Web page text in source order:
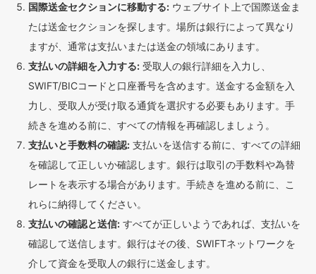
国際送金セクションに移動する: ウェブサイト上で国際送金ま
たは送金セクションを探します。場所は銀行によって異なり
ますが、通常は支払いまたは送金の領域にあります。
支払いの詳細を入力する: 受取人の銀行詳細を入力し、
SWIFT/BICコードと口座番号を含めます。送金する金額を入
力し、受取人が受け取る通貨を選択する必要もあります。手
続きを進める前に、すべての情報を再確認しましょう。
支払いと手数料の確認: 支払いを送信する前に、すべての詳細
を確認して正しいか確認します。銀行は取引の手数料や為替
レートを表示する場合があります。手続きを進める前に、こ
れらに納得してください。
支払いの確認と送信: すべてが正しいようであれば、支払いを
確認して送信します。銀行はその後、SWIFTネットワークを
介して資金を受取人の銀行に送金します。